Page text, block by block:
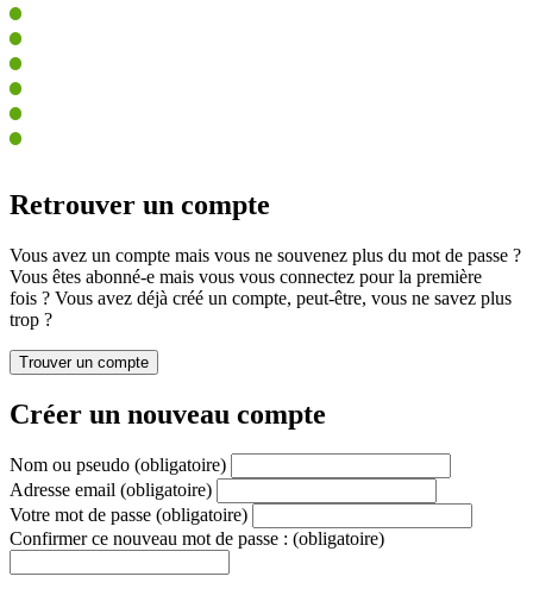
Retrouver un compte
Vous avez un compte mais vous ne souvenez plus du mot de passe ?
Vous êtes abonné-e mais vous vous connectez pour la première
fois ? Vous avez déjà créé un compte, peut-être, vous ne savez plus
trop ?
Créer un nouveau compte
Nom ou pseudo (obligatoire)
Adresse email (obligatoire)
Votre mot de passe (obligatoire)
Confirmer ce nouveau mot de passe : (obligatoire)